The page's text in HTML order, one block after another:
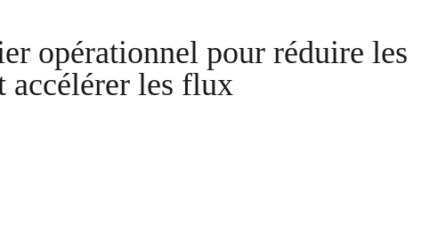
opérationnel pour réduire les
accélérer les flux